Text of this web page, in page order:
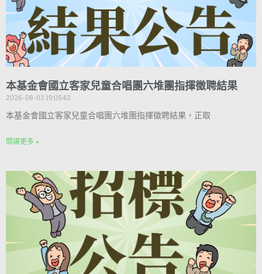
本基金會國立客家兒童合唱團六堆團指揮徵聘結果
2026-08-03 19:05:42
本基金會國立客家兒童合唱團六堆團指揮徵聘結果，正取
閱讀更多 »